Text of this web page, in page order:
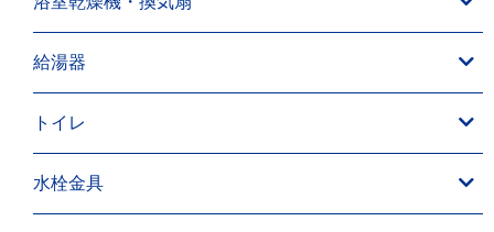
給湯器
トイレ
水栓金具